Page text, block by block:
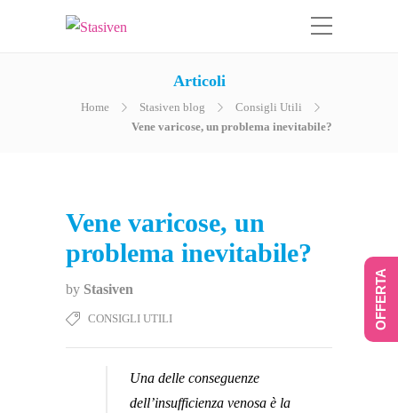
Articoli
Home Stasiven blog
Consigli Utili
Vene varicose, un problema inevitabile?
Vene varicose, un
problema inevitabile?
by Stasiven
CONSIGLI UTILI
Una delle conseguenze
dell’insufficienza venosa è la
OFFERTA